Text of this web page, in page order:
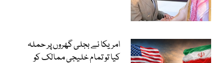
امریکا نے بجلی گھروں پر حملہ
کیا تو تمام خلیجی ممالک کو